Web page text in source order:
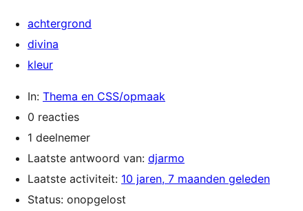
achtergrond
divina
kleur
In: Thema en CSS/opmaak
0 reacties
1 deelnemer
Laatste antwoord van: djarmo
Laatste activiteit: 10 jaren, 7 maanden geleden
Status: onopgelost